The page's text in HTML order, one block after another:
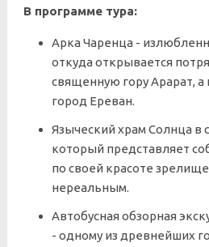
В программе тура:
Арка Чаренца -
откуда открывается
священную гору Арарат, а
город Ереван.
Языческий храм Солнца в
который представляет
по своей красоте
нереальным.
Автобусная обзорная
- одному из древнейших